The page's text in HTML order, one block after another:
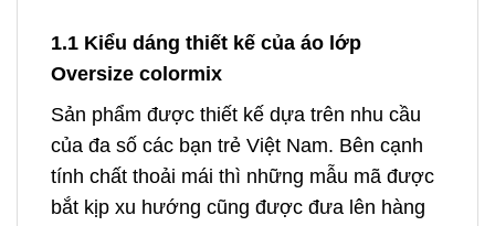
1.1 Kiểu dáng thiết kế của áo lớp
Oversize colormix
Sản phẩm được thiết kế dựa trên nhu cầu
của đa số các bạn trẻ Việt Nam. Bên cạnh
tính chất thoải mái thì những mẫu mã được
bắt kịp xu hướng cũng được đưa lên hàng